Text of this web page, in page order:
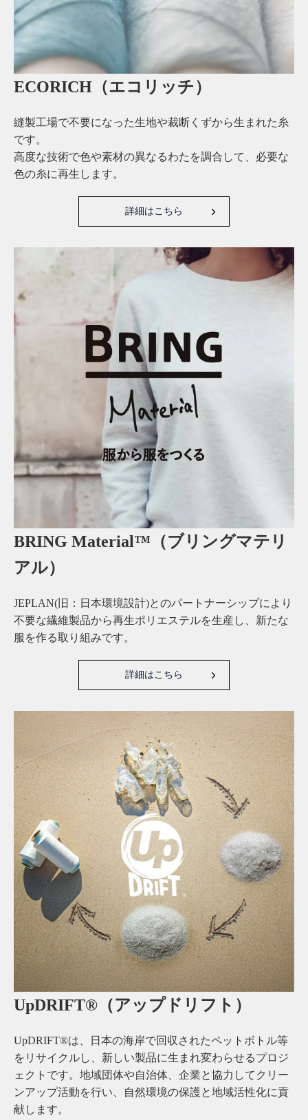
ECORICH（エコリッチ）
縫製工場で不要になった生地や裁断くずから生まれた糸
です。
高度な技術で色や素材の異なるわたを調合して、必要な
色の糸に再生します。
詳細はこちら
BRING Material™（ブリングマテリ
アル）
JEPLAN(旧：日本環境設計)とのパートナーシップにより
不要な繊維製品から再生ポリエステルを生産し、新たな
服を作る取り組みです。
詳細はこちら
UpDRIFT®（アップドリフト）
UpDRIFT®は、日本の海岸で回収されたペットボトル等
をリサイクルし、新しい製品に生まれ変わらせるプロジ
ェクトです。地域団体や自治体、企業と協力してクリー
ンアップ活動を行い、自然環境の保護と地域活性化に貢
献します。